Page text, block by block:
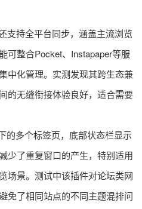
支持全平台同步，涵盖主流浏览
可整合Pocket、Instapaper等服
中化管理。实测发现其跨生态兼
的无缝衔接体验良好，适合需要
的多个标签页，底部状态栏显示
少了重复窗口的产生，特别适用
场景。测试中该插件对论坛类网
免了相同站点的不同主题混排问